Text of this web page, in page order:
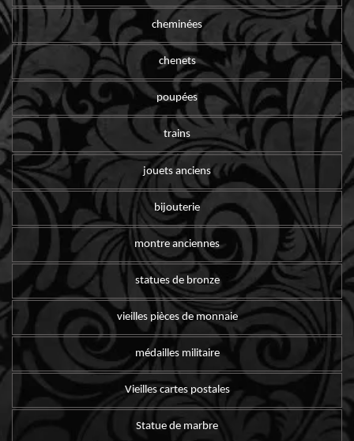
cheminées
chenets
poupées
trains
jouets anciens
bijouterie
montre anciennes
statues de bronze
vieilles pièces de monnaie
médailles militaire
Vieilles cartes postales
Statue de marbre